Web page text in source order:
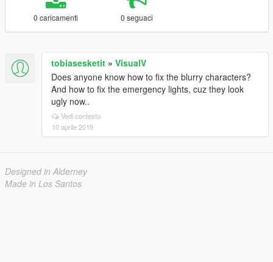
0 caricamenti 0 seguaci
tobiasesketit » VisualV
Does anyone know how to fix the blurry characters?
And how to fix the emergency lights, cuz they look
ugly now..
Vedi contesto
10 aprile 2019
Designed in Alderney
Made in Los Santos